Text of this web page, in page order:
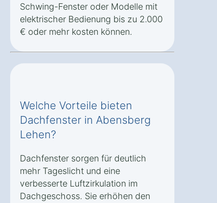
Schwing-Fenster oder Modelle mit
elektrischer Bedienung bis zu 2.000
€ oder mehr kosten können.
Welche Vorteile bieten
Dachfenster in Abensberg
Lehen?
Dachfenster sorgen für deutlich
mehr Tageslicht und eine
verbesserte Luftzirkulation im
Dachgeschoss. Sie erhöhen den